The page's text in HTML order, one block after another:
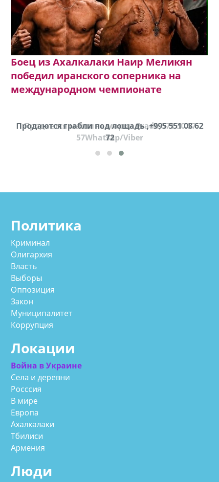
Боец из Ахалкалаки Наир Меликян
победил иранского соперника на
международном чемпионате
Продается машина марки Prado,571 30 57
57Whatsap/Viber
Продаются грабли под лощадь ,+995 551 08 62
72
Политика
Криминал
Олигархия
Власть
Выборы
Оппозиция
Закон
Муниципалитет
Коррупция
Локации
Война в Украине
Села и деревни
Росссия
В мире
Европа
Ахалкалаки
Тбилиси
Армения
Люди